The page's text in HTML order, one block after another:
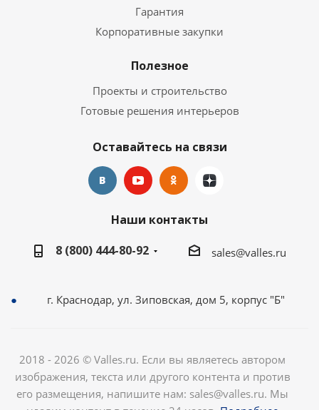
Гарантия
Корпоративные закупки
Полезное
Проекты и строительство
Готовые решения интерьеров
Оставайтесь на связи
Наши контакты
8 (800) 444-80-92
sales@valles.ru
г. Краснодар, ул. Зиповская, дом 5, корпус "Б"
2018 - 2026 © Valles.ru. Если вы являетесь автором
изображения, текста или другого контента и против
его размещения, напишите нам: sales@valles.ru. Мы